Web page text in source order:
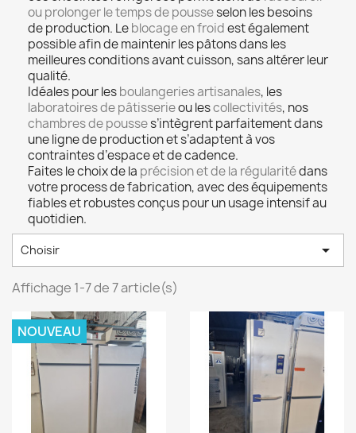
ou prolonger le temps de pousseselon les besoins
de production. Leblocage en froidest également
possible afin de maintenir les pâtons dans les
meilleures conditions avant cuisson, sans altérer leur
qualité.
Idéales pour lesboulangeries artisanales, les
laboratoires de pâtisserieou lescollectivités, nos
chambres de pousses’intègrent parfaitement dans
une ligne de production et s’adaptent à vos
contraintes d’espace et de cadence.
Faites le choix de la précision et de la régularitédans
votre process de fabrication, avec des équipements
fiables et robustes conçus pour un usage intensif au
quotidien.
Choisir 
Affichage 1-7 de 7 article(s)
NOUVEAU